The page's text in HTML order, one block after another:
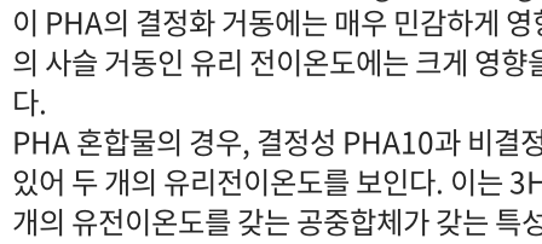
이 PHA의 결정화 거동에는 매우 민감하게
의 사슬 거동인 유리 전이온도에는 크게 영향
다.
PHA 혼합물의 경우, 결정성 PHA10과 비결
있어 두 개의 유리전이온도를 보인다. 이는
개의 유전이온도를 갖는 공중합체가 갖는 특